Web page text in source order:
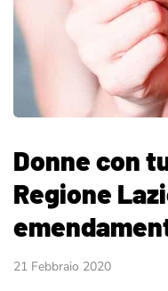
Donne con
Regione
21 Febbraio 2020